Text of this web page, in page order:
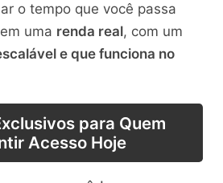
o tempo que você passa
uma renda real, com um
e que funciona no
para Quem
Acesso Hoje